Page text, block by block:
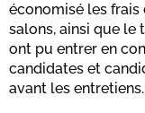
économisé les
salons, ainsi que le
ont pu entrer en
candidates et
avant les